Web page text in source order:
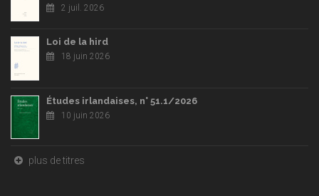
2 juil. 2026
Loi de la hird
18 juin 2026
Études irlandaises, n° 51.1/2026
10 juin 2026
plus de titres